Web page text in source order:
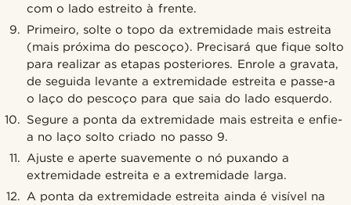
com o lado estreito à frente.
Primeiro, solte o topo da extremidade mais estreita
(mais próxima do pescoço). Precisará que fique solto
para realizar as etapas posteriores. Enrole a gravata,
de seguida levante a extremidade estreita e passe-a
o laço do pescoço para que saia do lado esquerdo.
Segure a ponta da extremidade mais estreita e enfie-
a no laço solto criado no passo 9.
Ajuste e aperte suavemente o nó puxando a
extremidade estreita e a extremidade larga.
A ponta da extremidade estreita ainda é visível na